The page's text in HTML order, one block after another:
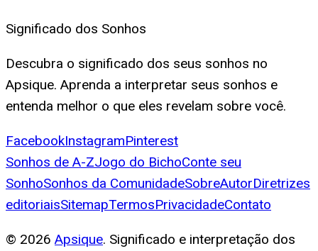
Significado dos Sonhos
Descubra o significado dos seus sonhos no
Apsique. Aprenda a interpretar seus sonhos e
entenda melhor o que eles revelam sobre você.
FacebookInstagramPinterest
Sonhos de A-ZJogo do BichoConte seu
SonhoSonhos da ComunidadeSobreAutorDiretrizes
editoriaisSitemapTermosPrivacidadeContato
© 2026 Apsique. Significado e interpretação dos